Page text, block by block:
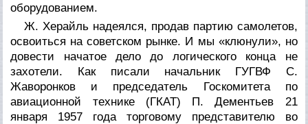
оборудованием.
Ж. Херайль надеялся, продав партию самолетов,
освоиться на советском рынке. И мы «клюнули», но
довести начатое дело до логического конца не
захотели. Как писали начальник ГУГВФ С.
Жаворонков и председатель Госкомитета по
авиационной технике (ГКАТ) П. Дементьев 21
января 1957 года торговому представителю во